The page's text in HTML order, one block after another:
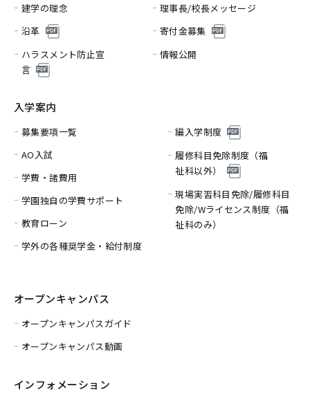
建学の理念
理事長/校長メッセージ
沿革
寄付金募集
ハラスメント防止宣
言
情報公開
入学案内
募集要項一覧
AO入試
学費・諸費用
学園独自の学費サポート
教育ローン
学外の各種奨学金・給付制度
編入学制度
履修科目免除制度（福
祉科以外）
現場実習科目免除/履修科目
免除/Wライセンス制度（福
祉科のみ）
オープンキャンパス
オープンキャンパスガイド
オープンキャンパス動画
インフォメーション